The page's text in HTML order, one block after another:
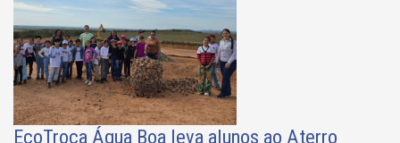
EcoTroca Água Boa leva alunos ao Aterro